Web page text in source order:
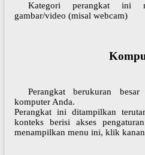
Kategori perangkat ini
gambar/video (misal webcam)
Perangkat berukuran
komputer Anda.
Perangkat ini ditampilkan
konteks berisi akses
menampilkan menu ini, klik